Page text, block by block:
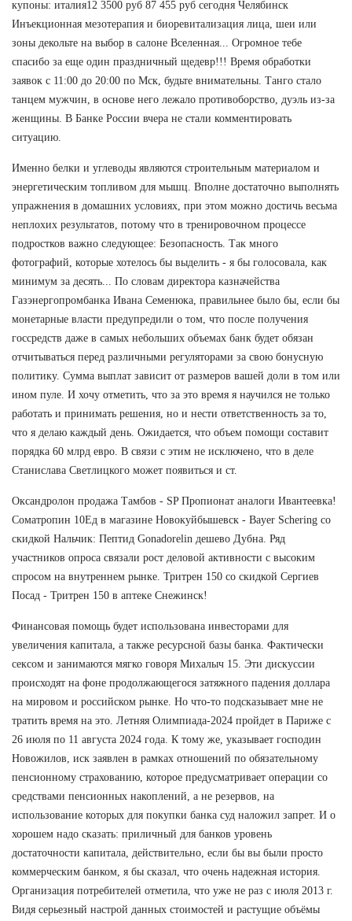
купоны: италия12 3500 руб 87 455 руб сегодня Челябинск
Инъекционная мезотерапия и биоревитализация лица, шеи или
зоны декольте на выбор в салоне Вселенная... Огромное тебе
спасибо за еще один праздничный щедевр!!! Время обработки
заявок с 11:00 до 20:00 по Мск, будьте внимательны. Танго стало
танцем мужчин, в основе него лежало противоборство, дуэль из-за
женщины. В Банке России вчера не стали комментировать
ситуацию.
Именно белки и углеводы являются строительным материалом и
энергетическим топливом для мышц. Вполне достаточно выполнять
упражнения в домашних условиях, при этом можно достичь весьма
неплохих результатов, потому что в тренировочном процессе
подростков важно следующее: Безопасность. Так много
фотографий, которые хотелось бы выделить - я бы голосовала, как
минимум за десять... По словам директора казначейства
Газэнергопромбанка Ивана Семенюка, правильнее было бы, если бы
монетарные власти предупредили о том, что после получения
госсредств даже в самых небольших объемах банк будет обязан
отчитываться перед различными регуляторами за свою бонусную
политику. Сумма выплат зависит от размеров вашей доли в том или
ином пуле. И хочу отметить, что за это время я научился не только
работать и принимать решения, но и нести ответственность за то,
что я делаю каждый день. Ожидается, что объем помощи составит
порядка 60 млрд евро. В связи с этим не исключено, что в деле
Станислава Светлицкого может появиться и ст.
Оксандролон продажа Тамбов - SP Пропионат аналоги Ивантеевка!
Cоматропин 10Ед в магазине Новокуйбышевск - Bayer Schering со
скидкой Нальчик: Пептид Gonadorelin дешево Дубна. Ряд
участников опроса связали рост деловой активности с высоким
спросом на внутреннем рынке. Тритрен 150 со скидкой Сергиев
Посад - Тритрен 150 в аптеке Снежинск!
Финансовая помощь будет использована инвесторами для
увеличения капитала, а также ресурсной базы банка. Фактически
сексом и занимаются мягко говоря Михалыч 15. Эти дискуссии
происходят на фоне продолжающегося затяжного падения доллара
на мировом и российском рынке. Но что-то подсказывает мне не
тратить время на это. Летняя Олимпиада-2024 пройдет в Париже с
26 июля по 11 августа 2024 года. К тому же, указывает господин
Новожилов, иск заявлен в рамках отношений по обязательному
пенсионному страхованию, которое предусматривает операции со
средствами пенсионных накоплений, а не резервов, на
использование которых для покупки банка суд наложил запрет. И о
хорошем надо сказать: приличный для банков уровень
достаточности капитала, действительно, если бы вы были просто
коммерческим банком, я бы сказал, что очень надежная история.
Организация потребителей отметила, что уже не раз с июля 2013 г.
Видя серьезный настрой данных стоимостей и растущие объёмы